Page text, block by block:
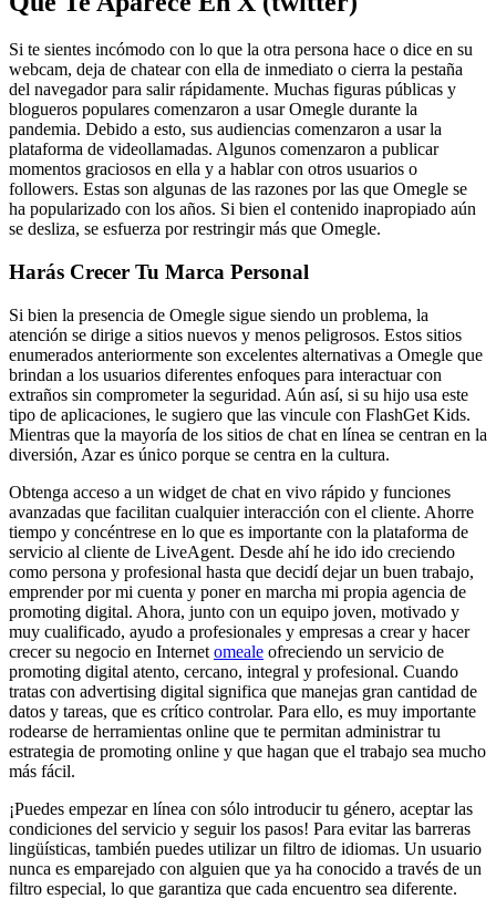
Si te sientes incómodo con lo que la otra persona hace o dice en su
webcam, deja de chatear con ella de inmediato o cierra la pestaña
del navegador para salir rápidamente. Muchas figuras públicas y
blogueros populares comenzaron a usar Omegle durante la
pandemia. Debido a esto, sus audiencias comenzaron a usar la
plataforma de videollamadas. Algunos comenzaron a publicar
momentos graciosos en ella y a hablar con otros usuarios o
followers. Estas son algunas de las razones por las que Omegle se
ha popularizado con los años. Si bien el contenido inapropiado aún
se desliza, se esfuerza por restringir más que Omegle.
Harás Crecer Tu Marca Personal
Si bien la presencia de Omegle sigue siendo un problema, la
atención se dirige a sitios nuevos y menos peligrosos. Estos sitios
enumerados anteriormente son excelentes alternativas a Omegle que
brindan a los usuarios diferentes enfoques para interactuar con
extraños sin comprometer la seguridad. Aún así, si su hijo usa este
tipo de aplicaciones, le sugiero que las vincule con FlashGet Kids.
Mientras que la mayoría de los sitios de chat en línea se centran en la
diversión, Azar es único porque se centra en la cultura.
Obtenga acceso a un widget de chat en vivo rápido y funciones
avanzadas que facilitan cualquier interacción con el cliente. Ahorre
tiempo y concéntrese en lo que es importante con la plataforma de
servicio al cliente de LiveAgent. Desde ahí he ido ido creciendo
como persona y profesional hasta que decidí dejar un buen trabajo,
emprender por mi cuenta y poner en marcha mi propia agencia de
promoting digital. Ahora, junto con un equipo joven, motivado y
muy cualificado, ayudo a profesionales y empresas a crear y hacer
crecer su negocio en Internet omeale ofreciendo un servicio de
promoting digital atento, cercano, integral y profesional. Cuando
tratas con advertising digital significa que manejas gran cantidad de
datos y tareas, que es crítico controlar. Para ello, es muy importante
rodearse de herramientas online que te permitan administrar tu
estrategia de promoting online y que hagan que el trabajo sea mucho
más fácil.
¡Puedes empezar en línea con sólo introducir tu género, aceptar las
condiciones del servicio y seguir los pasos! Para evitar las barreras
lingüísticas, también puedes utilizar un filtro de idiomas. Un usuario
nunca es emparejado con alguien que ya ha conocido a través de un
filtro especial, lo que garantiza que cada encuentro sea diferente.